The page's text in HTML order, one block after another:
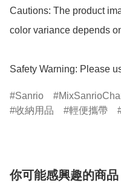
Cautions: The product
color variance depends
Safety Warning: Please
Sanrio
收納用品
輕便攜帶
你可能感興趣的商品